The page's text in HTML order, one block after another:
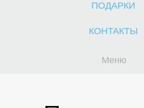
ПОДАРКИ
КОНТАКТЫ
Меню